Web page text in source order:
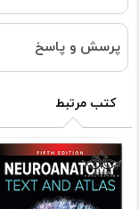
پرسش و پاسخ
کتب مرتبط